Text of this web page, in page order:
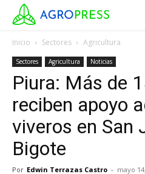
Inicio Sectores Agricultura
Sectores Agricultura Noticias
Piura: Más de
reciben apoyo
viveros en San
Bigote
Por Edwin Terrazas Castro - mayo